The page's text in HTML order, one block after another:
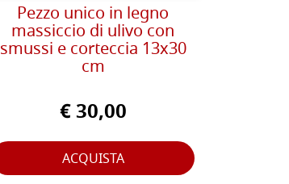
Pezzo unico in legno
massiccio di ulivo con
smussi e corteccia 13x30
cm
€ 30,00
ACQUISTA